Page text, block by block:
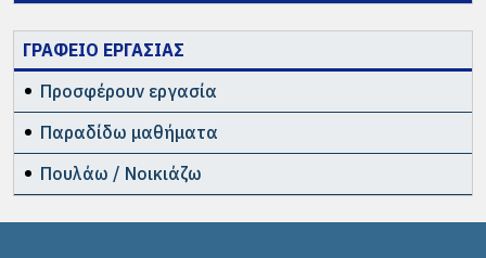
ΓΡΑΦΕΙΟ ΕΡΓΑΣΙΑΣ
Προσφέρουν εργασία
Παραδίδω μαθήματα
Πουλάω / Νοικιάζω